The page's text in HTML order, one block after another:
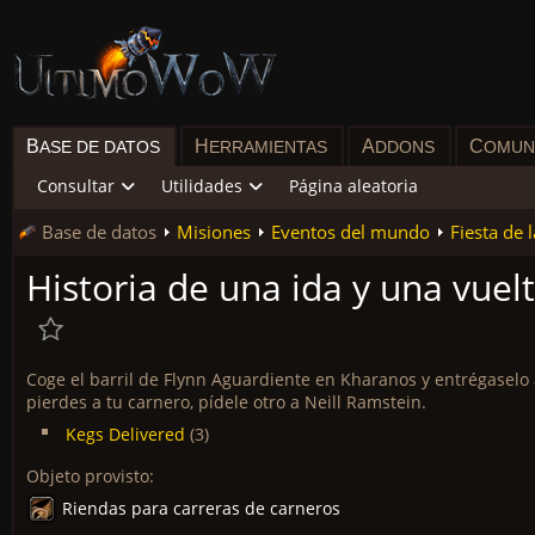
BASE DE DATOS H ERRAMIENTAS ADDONS C
Consultar Utilidades Página aleatoria
Base de datos Misiones Eventos del mundo Fiesta de
Historia de una ida y una
Coge el barril de Flynn Aguardiente en Kharanos y entrégaselo
pierdes a tu carnero, pídele otro a Neill Ramstein.
Kegs Delivered (3)
Objeto provisto:
Riendas para carreras de carneros